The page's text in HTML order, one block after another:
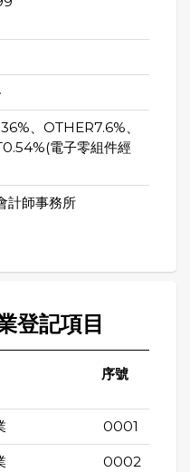
、OTHER7.6%、
電子零組件經
計師事務所
登記項目
序號
0001
0002